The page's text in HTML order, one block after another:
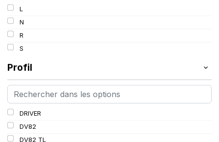
L
N
R
S
Profil
DRIVER
DV82
DV82 TL